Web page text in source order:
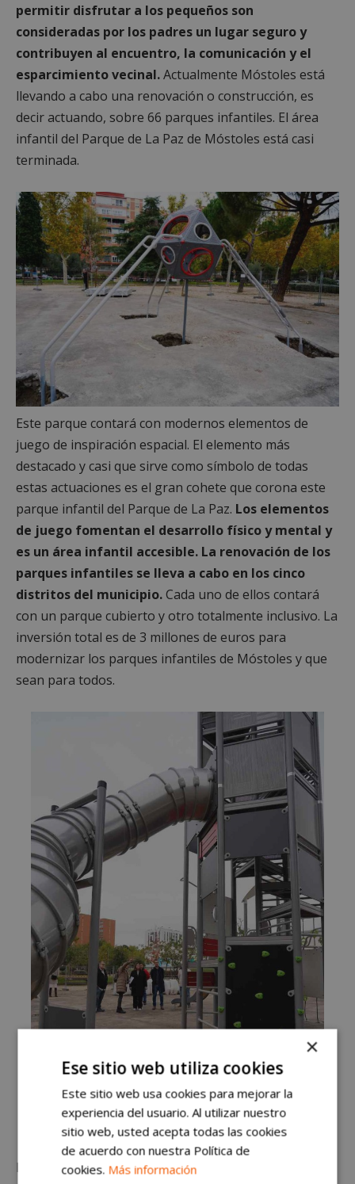
permitir disfrutar a los pequeños son
consideradas por los padres un lugar seguro y
contribuyen al encuentro, la comunicación y el
esparcimiento vecinal.Actualmente Móstoles está
llevando a cabo una renovación o construcción, es
decir actuando, sobre 66 parques infantiles. El área
infantil del Parque de La Paz de Móstoles está casi
terminada.
Este parque contará con modernos elementos de
juego de inspiración espacial. El elemento más
destacado y casi que sirve como símbolo de todas
estas actuaciones es el gran cohete que corona este
parque infantil del Parque de La Paz. Los elementos
de juego fomentan el desarrollo físico y mental y
es un área infantil accesible. La renovación de los
parques infantiles se lleva a cabo en los cinco
distritos del municipio.Cada uno de ellos contará
con un parque cubierto y otro totalmente inclusivo. La
inversión total es de 3 millones de euros para
modernizar los parques infantiles de Móstoles y que
sean para todos.
Este nueva área infantil ha sido visitada por la
×
Ese sitio web utiliza cookies
Este sitio web usa cookies para mejorar la
experiencia del usuario. Al utilizar nuestro
sitio web, usted acepta todas las cookies
de acuerdo con nuestra Política de
cookies. Más información